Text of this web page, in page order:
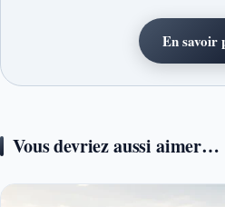
En savoir
Vous devriez aussi aimer…